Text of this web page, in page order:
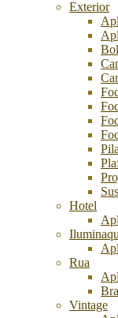
Exterior
Hotel
Rua
Vintage